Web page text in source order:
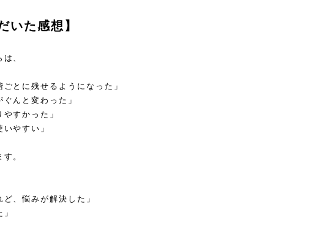
いた感想】
、
とに残せるようになった」
んと変わった」
すかった」
やすい」
。
、悩みが解決した」